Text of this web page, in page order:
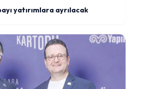
yatırımlara ayrılacak